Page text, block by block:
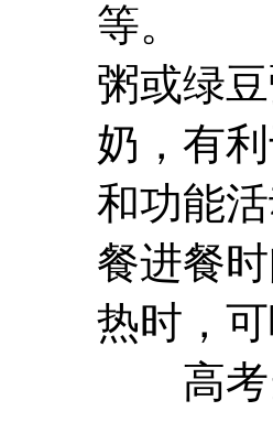
等。 晚
粥或绿
奶，有
和功能
餐进餐
热时，
高考当